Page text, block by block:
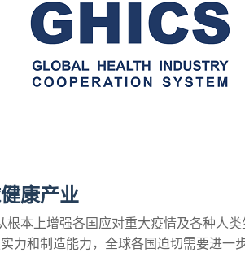
康产业
本上增强各国应对重大疫情及各种人类
力和制造能力，全球各国迫切需要进一